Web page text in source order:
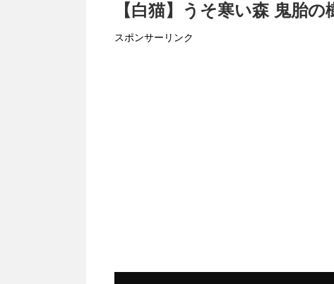
【白猫】うそ寒い森 鬼胎
スポンサーリンク